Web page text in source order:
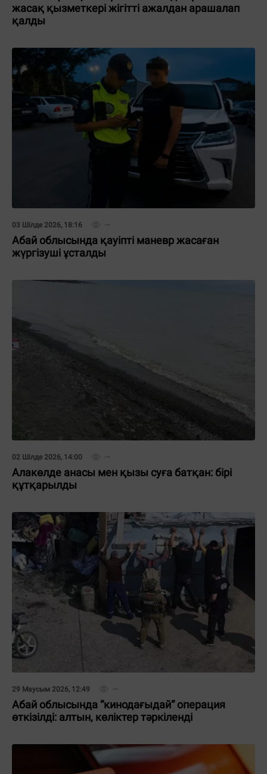
жасақ қызметкері жігітті ажалдан арашалап
қалды
03 Шілде 2026, 18:16
Абай облысында қауіпті маневр жасаған
жүргізуші ұсталды
02 Шілде 2026, 14:00
Алакөлде анасы мен қызы суға батқан: бірі
құтқарылды
29 Маусым 2026, 12:49
Абай облысында “кинодағыдай“ операция
өткізілді: алтын, көліктер тәркіленді